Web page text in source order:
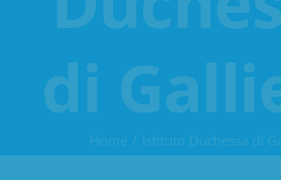
di
Home Istituto Duchessa di